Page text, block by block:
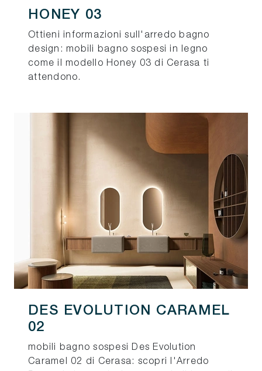
HONEY 03
Ottieni informazioni sull'arredo bagno
design: mobili bagno sospesi in legno
come il modello Honey 03 di Cerasa ti
attendono.
DES EVOLUTION CARAMEL
02
mobili bagno sospesi Des Evolution
Caramel 02 di Cerasa: scopri l'Arredo